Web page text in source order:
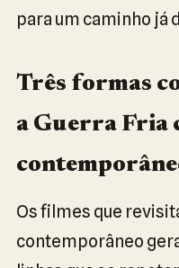
para um caminho já
Três formas
a Guerra Fria
Os filmes que
contemporâneo